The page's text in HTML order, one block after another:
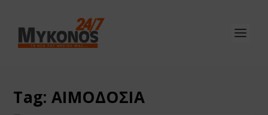
Tag: ΑΙΜΟΔΟΣΙΑ